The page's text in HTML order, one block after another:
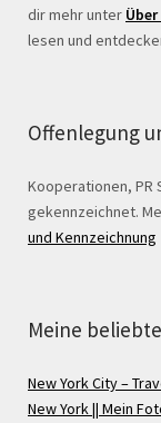
dir mehr unter
lesen und
Offenlegung
Kooperationen, PR
gekennzeichnet.
und Kennzeichnung
Meine
New York City –
New York || Mein